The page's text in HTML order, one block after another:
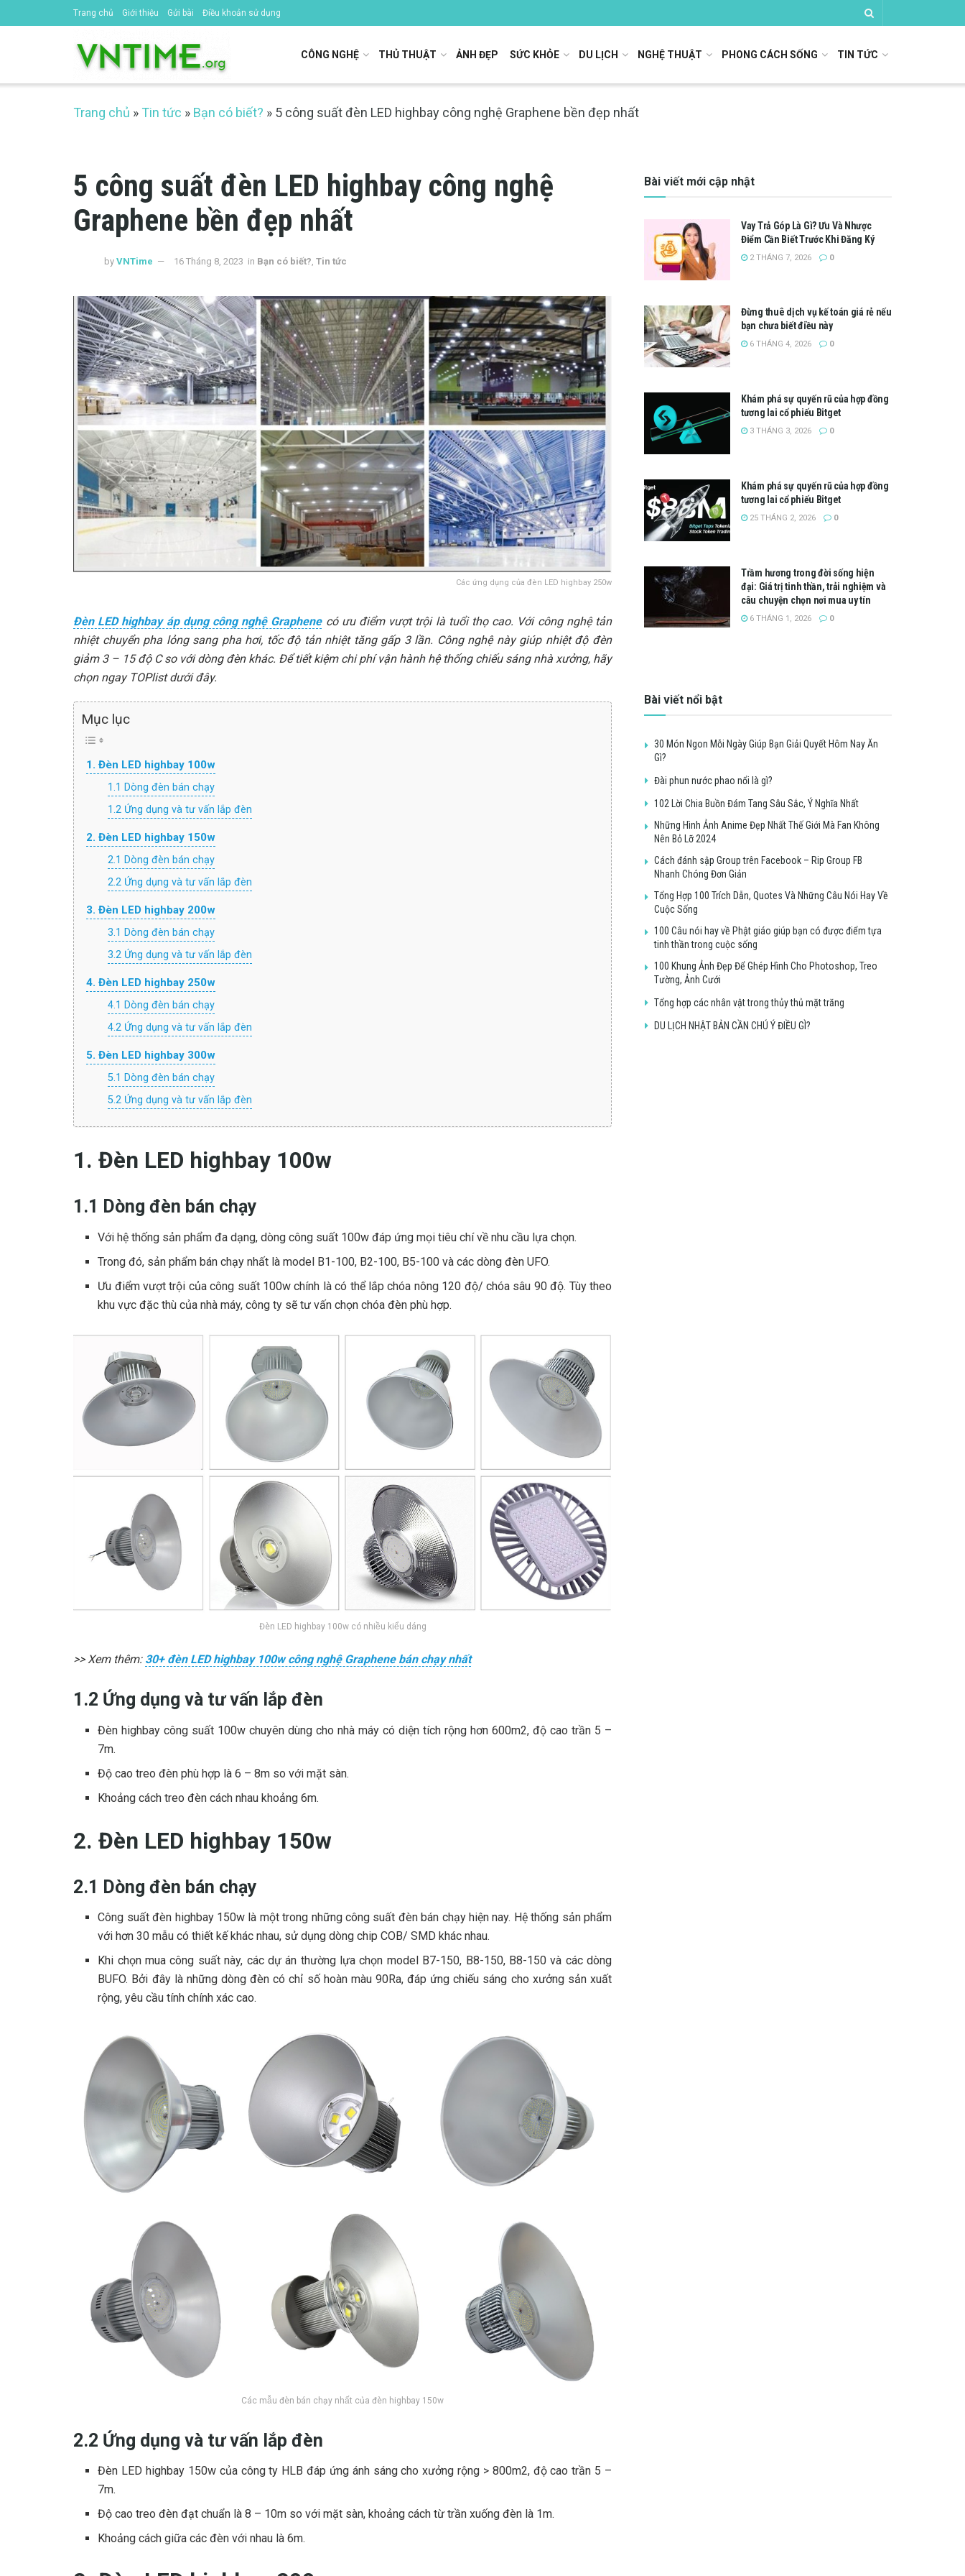
Trang chủ Giới thiệu Gửi bài Điều khoản sử dụng
CÔNG NGHỆ THỦ THUẬT ẢNH ĐẸP SỨC KHỎE DU LỊCH NGHỆ THUẬT PHONG CÁCH SỐNG TIN TỨC
Trang chủ » Tin tức » Bạn có biết? » 5 công suất đèn LED highbay công nghệ Graphene bền đẹp nhất
5 công suất đèn LED highbay công nghệ
Graphene bền đẹp nhất
by VNTime 16 Tháng 8, 2023 in Bạn có biết?, Tin tức
Các ứng dụng của đèn LED highbay 250w
Đèn LED highbay áp dụng công nghệ Graphenecó ưu điểm vượt trội là tuổi thọ cao. Với công nghệ tản
nhiệt chuyển pha lỏng sang pha hơi, tốc độ tản nhiệt tăng gấp 3 lần. Công nghệ này giúp nhiệt độ đèn
giảm 3 – 15 độ C so với dòng đèn khác. Để tiết kiệm chi phí vận hành hệ thống chiếu sáng nhà xưởng, hãy
chọn ngay TOPlist dưới đây.
Mục lục
1. Đèn LED highbay 100w
1.1 Dòng đèn bán chạy
1.2 Ứng dụng và tư vấn lắp đèn
2. Đèn LED highbay 150w
2.1 Dòng đèn bán chạy
2.2 Ứng dụng và tư vấn lắp đèn
3. Đèn LED highbay 200w
3.1 Dòng đèn bán chạy
3.2 Ứng dụng và tư vấn lắp đèn
4. Đèn LED highbay 250w
4.1 Dòng đèn bán chạy
4.2 Ứng dụng và tư vấn lắp đèn
5. Đèn LED highbay 300w
5.1 Dòng đèn bán chạy
5.2 Ứng dụng và tư vấn lắp đèn
1. Đèn LED highbay 100w
1.1 Dòng đèn bán chạy
Với hệ thống sản phẩm đa dạng, dòng công suất 100w đáp ứng mọi tiêu chí về nhu cầu lựa chọn.
Trong đó, sản phẩm bán chạy nhất là model B1-100, B2-100, B5-100 và các dòng đèn UFO.
Ưu điểm vượt trội của công suất 100w chính là có thể lắp chóa nông 120 độ/ chóa sâu 90 độ. Tùy theo
khu vực đặc thù của nhà máy, công ty sẽ tư vấn chọn chóa đèn phù hợp.
Đèn LED highbay 100w có nhiều kiểu dáng
>> Xem thêm: 30+ đèn LED highbay 100w công nghệ Graphene bán chạy nhất
1.2 Ứng dụng và tư vấn lắp đèn
Đèn highbay công suất 100w chuyên dùng cho nhà máy có diện tích rộng hơn 600m2, độ cao trần 5 –
7m.
Độ cao treo đèn phù hợp là 6 – 8m so với mặt sàn.
Khoảng cách treo đèn cách nhau khoảng 6m.
2. Đèn LED highbay 150w
2.1 Dòng đèn bán chạy
Công suất đèn highbay 150w là một trong những công suất đèn bán chạy hiện nay. Hệ thống sản phẩm
với hơn 30 mẫu có thiết kế khác nhau, sử dụng dòng chip COB/ SMD khác nhau.
Khi chọn mua công suất này, các dự án thường lựa chọn model B7-150, B8-150, B8-150 và các dòng
BUFO. Bởi đây là những dòng đèn có chỉ số hoàn màu 90Ra, đáp ứng chiếu sáng cho xưởng sản xuất
rộng, yêu cầu tính chính xác cao.
Các mẫu đèn bán chạy nhất của đèn highbay 150w
2.2 Ứng dụng và tư vấn lắp đèn
Đèn LED highbay 150w của công ty HLB đáp ứng ánh sáng cho xưởng rộng > 800m2, độ cao trần 5 –
7m.
Độ cao treo đèn đạt chuẩn là 8 – 10m so với mặt sàn, khoảng cách từ trần xuống đèn là 1m.
Khoảng cách giữa các đèn với nhau là 6m.
Bài viết mới cập nhật
Vay Trả Góp Là Gì? Ưu Và Nhược
Điểm Cần Biết Trước Khi Đăng Ký
2 THÁNG 7, 2026 0
Đừng thuê dịch vụ kế toán giá rẻ nếu
bạn chưa biết điều này
6 THÁNG 4, 2026 0
Khám phá sự quyến rũ của hợp đồng
tương lai cổ phiếu Bitget
3 THÁNG 3, 2026 0
Khám phá sự quyến rũ của hợp đồng
tương lai cổ phiếu Bitget
25 THÁNG 2, 2026 0
Trầm hương trong đời sống hiện
đại: Giá trị tinh thần, trải nghiệm và
câu chuyện chọn nơi mua uy tín
6 THÁNG 1, 2026 0
Bài viết nổi bật
30 Món Ngon Mỗi Ngày Giúp Bạn Giải Quyết Hôm Nay Ăn
Gì?
Đài phun nước phao nổi là gì?
102 Lời Chia Buồn Đám Tang Sâu Sắc, Ý Nghĩa Nhất
Những Hình Ảnh Anime Đẹp Nhất Thế Giới Mà Fan Không
Nên Bỏ Lỡ 2024
Cách đánh sập Group trên Facebook – Rip Group FB
Nhanh Chóng Đơn Giản
Tổng Hợp 100 Trích Dẫn, Quotes Và Những Câu Nói Hay Về
Cuộc Sống
100 Câu nói hay về Phật giáo giúp bạn có được điểm tựa
tinh thần trong cuộc sống
100 Khung Ảnh Đẹp Để Ghép Hình Cho Photoshop, Treo
Tường, Ảnh Cưới
Tổng hợp các nhân vật trong thủy thủ mặt trăng
DU LỊCH NHẬT BẢN CẦN CHÚ Ý ĐIỀU GÌ?